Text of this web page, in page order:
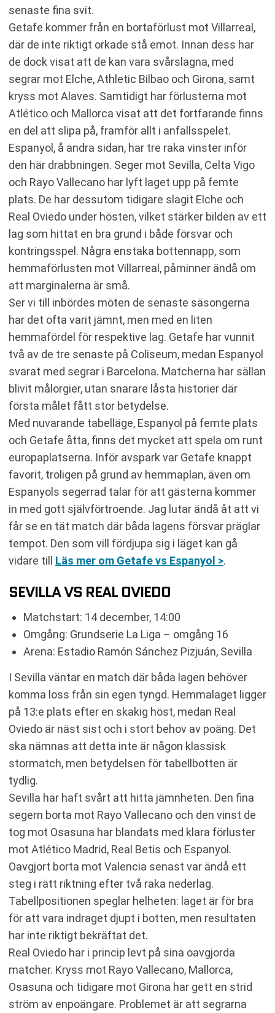
senaste fina svit.
Getafe kommer från en bortaförlust mot Villarreal,
där de inte riktigt orkade stå emot. Innan dess har
de dock visat att de kan vara svårslagna, med
segrar mot Elche, Athletic Bilbao och Girona, samt
kryss mot Alaves. Samtidigt har förlusterna mot
Atlético och Mallorca visat att det fortfarande finns
en del att slipa på, framför allt i anfallsspelet.
Espanyol, å andra sidan, har tre raka vinster inför
den här drabbningen. Seger mot Sevilla, Celta Vigo
och Rayo Vallecano har lyft laget upp på femte
plats. De har dessutom tidigare slagit Elche och
Real Oviedo under hösten, vilket stärker bilden av ett
lag som hittat en bra grund i både försvar och
kontringsspel. Några enstaka bottennapp, som
hemmaförlusten mot Villarreal, påminner ändå om
att marginalerna är små.
Ser vi till inbördes möten de senaste säsongerna
har det ofta varit jämnt, men med en liten
hemmafördel för respektive lag. Getafe har vunnit
två av de tre senaste på Coliseum, medan Espanyol
svarat med segrar i Barcelona. Matcherna har sällan
blivit målorgier, utan snarare låsta historier där
första målet fått stor betydelse.
Med nuvarande tabelläge, Espanyol på femte plats
och Getafe åtta, finns det mycket att spela om runt
europaplatserna. Inför avspark var Getafe knappt
favorit, troligen på grund av hemmaplan, även om
Espanyols segerrad talar för att gästerna kommer
in med gott självförtroende. Jag lutar ändå åt att vi
får se en tät match där båda lagens försvar präglar
tempot. Den som vill fördjupa sig i läget kan gå
vidare till Läs mer om Getafe vs Espanyol >.
SEVILLA VS REAL OVIEDO
Matchstart: 14 december, 14:00
Omgång: Grundserie La Liga – omgång 16
Arena: Estadio Ramón Sánchez Pizjuán, Sevilla
I Sevilla väntar en match där båda lagen behöver
komma loss från sin egen tyngd. Hemmalaget ligger
på 13:e plats efter en skakig höst, medan Real
Oviedo är näst sist och i stort behov av poäng. Det
ska nämnas att detta inte är någon klassisk
stormatch, men betydelsen för tabellbotten är
tydlig.
Sevilla har haft svårt att hitta jämnheten. Den fina
segern borta mot Rayo Vallecano och den vinst de
tog mot Osasuna har blandats med klara förluster
mot Atlético Madrid, Real Betis och Espanyol.
Oavgjort borta mot Valencia senast var ändå ett
steg i rätt riktning efter två raka nederlag.
Tabellpositionen speglar helheten: laget är för bra
för att vara indraget djupt i botten, men resultaten
har inte riktigt bekräftat det.
Real Oviedo har i princip levt på sina oavgjorda
matcher. Kryss mot Rayo Vallecano, Mallorca,
Osasuna och tidigare mot Girona har gett en strid
ström av enpoängare. Problemet är att segrarna